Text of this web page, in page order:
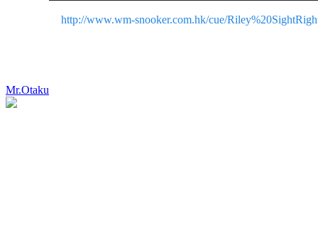
Mr.Otaku
http://www.wm-snooker.com.hk/cue/